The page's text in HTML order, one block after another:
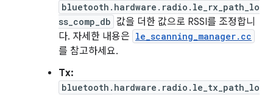
bluetooth.hardware.radio.le_rx_path_lo
ss_comp_db 값을 더한 값으로 RSSI를 조정합니
다. 자세한 내용은 le_scanning_manager.cc
를 참고하세요.
Tx:
bluetooth.hardware.radio.le_tx_path_lo